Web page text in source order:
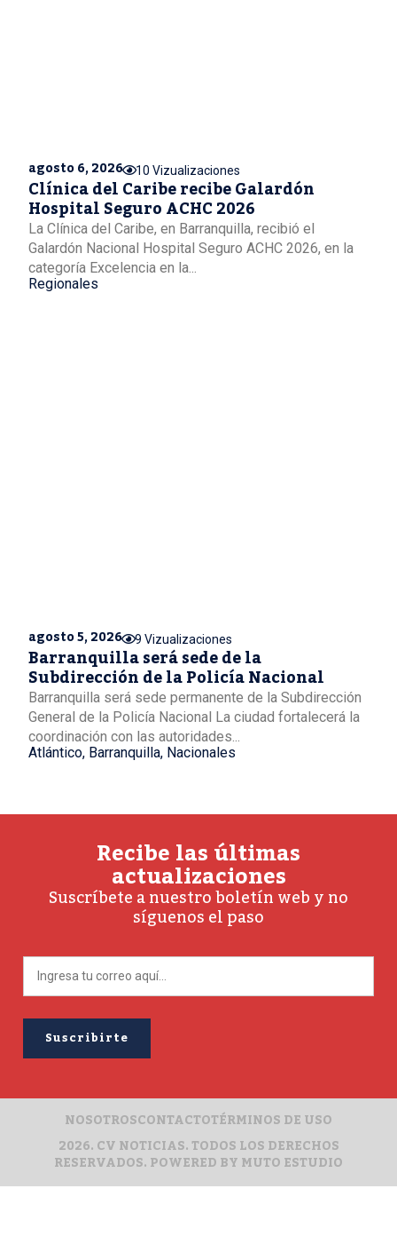
agosto 6, 2026 10 Vizualizaciones
Clínica del Caribe recibe Galardón
Hospital Seguro ACHC 2026
La Clínica del Caribe, en Barranquilla, recibió el
Galardón Nacional Hospital Seguro ACHC 2026, en la
categoría Excelencia en la...
Regionales
agosto 5, 2026 9 Vizualizaciones
Barranquilla será sede de la
Subdirección de la Policía Nacional
Barranquilla será sede permanente de la Subdirección
General de la Policía Nacional La ciudad fortalecerá la
coordinación con las autoridades...
Atlántico, Barranquilla, Nacionales
Recibe las últimas
actualizaciones
Suscríbete a nuestro boletín web y no
síguenos el paso
2026. CV NOTICIAS. TODOS LOS DERECHOS
RESERVADOS. POWERED BYMUTO ESTUDIO
NOSOTROSCONTACTOTÉRMINOS DE USO